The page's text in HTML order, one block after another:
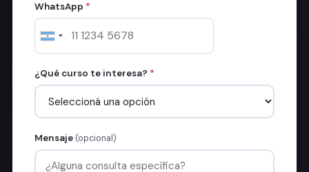
WhatsApp *
¿Qué curso te interesa? *
Mensaje (opcional)